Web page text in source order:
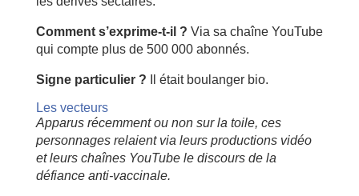
Comment s’exprime-t-il ? Via sa chaîne YouTube
qui compte plus de 500 000 abonnés.
Signe particulier ? Il était boulanger bio.
Les vecteurs
Apparus récemment ou non sur la toile, ces
personnages relaient via leurs productions vidéo
et leurs chaînes YouTube le discours de la
défiance anti-vaccinale.